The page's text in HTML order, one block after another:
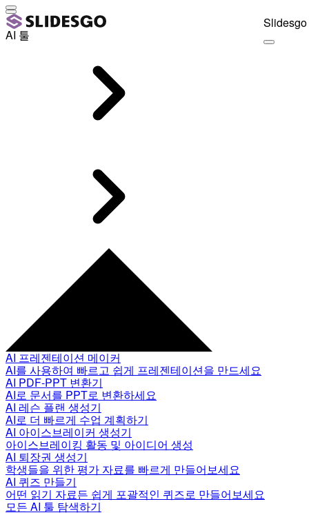
AI 툴
AI 프레젠테이션 메이커
AI를 사용하여 빠르고 쉽게 프레젠테이션을 만드세요
AI PDF-PPT 변환기
AI로 문서를 PPT로 변환하세요
AI 레슨 플랜 생성기
AI로 더 빠르게 수업 계획하기
AI 아이스브레이커 생성기
아이스브레이킹 활동 및 아이디어 생성
AI 퇴장권 생성기
학생들을 위한 평가 자료를 빠르게 만들어보세요
AI 퀴즈 만들기
어떤 읽기 자료든 쉽게 포괄적인 퀴즈로 만들어보세요
모든 AI 툴 탐색하기